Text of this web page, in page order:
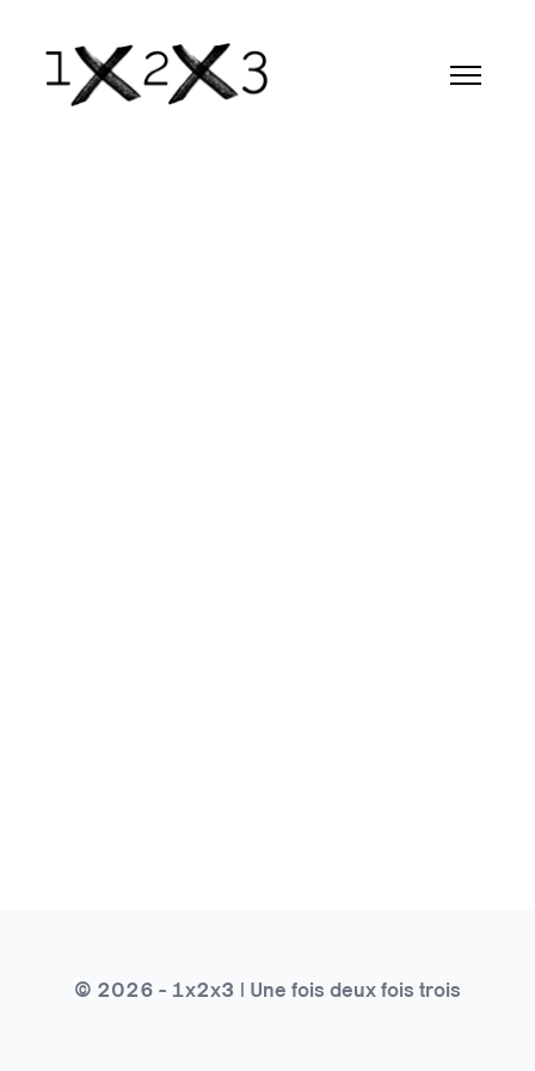
© 2026 - 1x2x3 | Une fois deux fois trois